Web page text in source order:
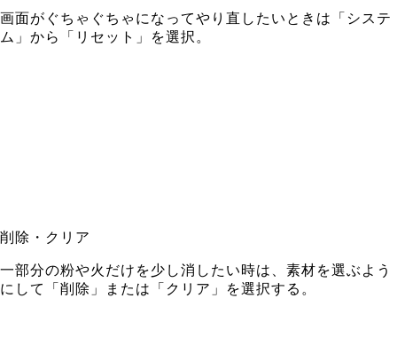
画面がぐちゃぐちゃになってやり直したいときは「システ
ム」から「リセット」を選択。
削除・クリア
一部分の粉や火だけを少し消したい時は、素材を選ぶよう
にして「削除」または「クリア」を選択する。